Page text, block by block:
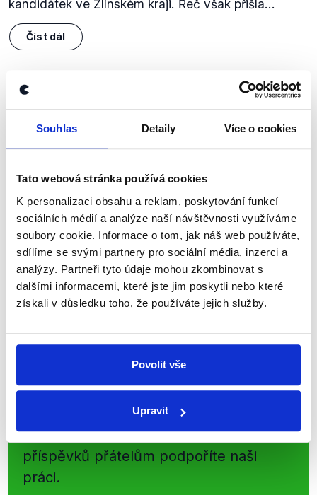
Souhlas Detaily Více o cookies
Tato webová stránka používá cookies
K personalizaci obsahu a reklam, poskytování funkcí
sociálních médií a analýze naší návštěvnosti využíváme
soubory cookie. Informace o tom, jak náš web používáte,
sdílíme se svými partnery pro sociální média, inzerci a
analýzy. Partneři tyto údaje mohou zkombinovat s
dalšími informacemi, které jste jim poskytli nebo které
získali v důsledku toho, že používáte jejich služby.
Povolit vše
Upravit
kandidátek ve Zlínském kraji. Řeč však přišla...
Číst dál
Přihlaste se k odběru našeho
kanálu, kde pravidelně přinášíme
shrnutí nejzajímavějších článků a analýz.
Začněte nás odebírat, a mějte tak
přehled o tom, jaké dezinformace a
nepravdy se zrovna v Česku šíří.
Newsletter WhatsApp
Nenechte si ujít nejnovější události
z Demagog.cz. Sdílením našich
příspěvků přátelům podpoříte naši
práci.